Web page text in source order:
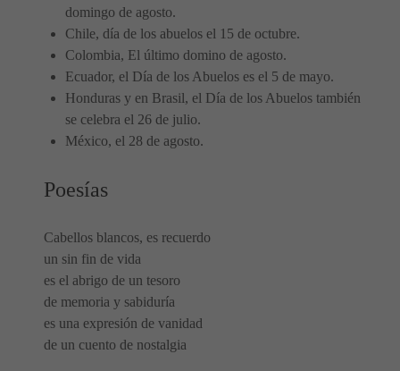
domingo de agosto.
Chile, día de los abuelos el 15 de octubre.
Colombia, El último domino de agosto.
Ecuador, el Día de los Abuelos es el 5 de mayo.
Honduras y en Brasil, el Día de los Abuelos también
se celebra el 26 de julio.
México, el 28 de agosto.
Poesías
Cabellos blancos, es recuerdo
un sin fin de vida
es el abrigo de un tesoro
de memoria y sabiduría
es una expresión de vanidad
de un cuento de nostalgia